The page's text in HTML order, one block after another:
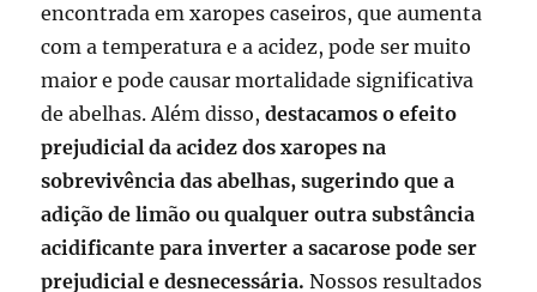
encontrada em xaropes caseiros, que aumenta
com a temperatura e a acidez, pode ser muito
maior e pode causar mortalidade significativa
de abelhas. Além disso,destacamos o efeito
prejudicial da acidez dos xaropes na
sobrevivência das abelhas, sugerindo que a
adição de limão ou qualquer outra substância
acidificante para inverter a sacarose pode ser
prejudicial e desnecessária. Nossos resultados